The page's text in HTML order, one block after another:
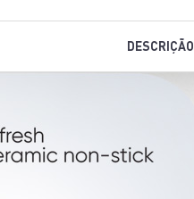
DESCRIÇÃO